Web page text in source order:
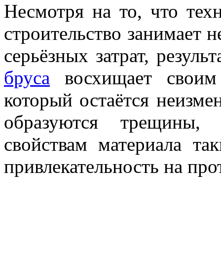
Несмотря на то, что
строительство занимает
серьёзных затрат,
бруса восхищает
который остаётся
образуются трещины,
свойствам материала
привлекательность на